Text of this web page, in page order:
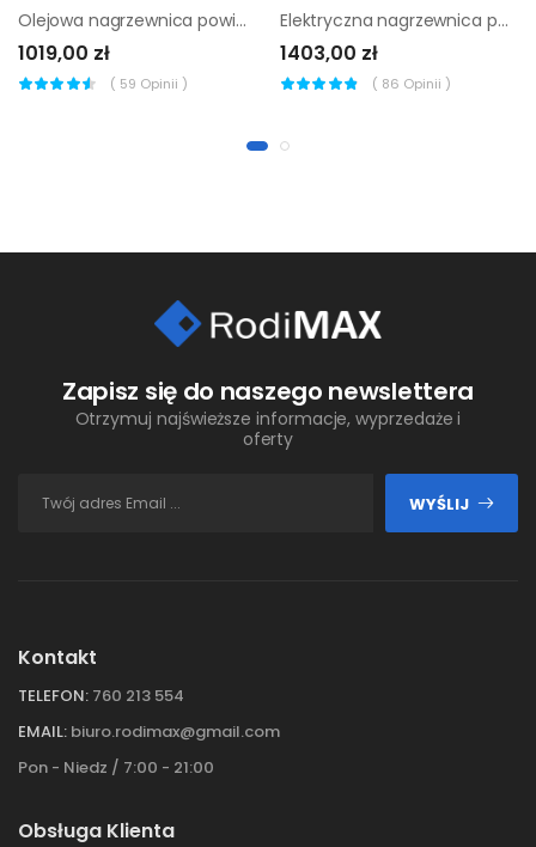
Olejowa nagrzewnica powietrza Trotec IDE 20 D
1019,00 zł
( 59 Opinii )
Elektryczna nagrzewnica powietrza Trotec TDS 100
1403,00 zł
( 86 Opinii )
Zapisz się do naszego newslettera
Otrzymuj najświeższe informacje, wyprzedaże i
oferty
WYŚLIJ
Kontakt
TELEFON: 760 213 554
EMAIL: biuro.rodimax@gmail.com
Pon - Niedz / 7:00 - 21:00
Obsługa Klienta